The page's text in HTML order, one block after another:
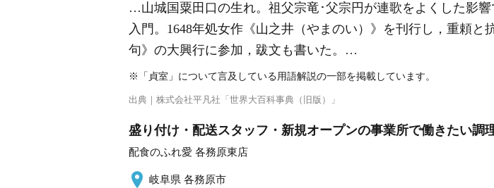
…山城国粟田口の生れ。祖父宗竜･父宗円が連歌をよくした影
入門。1648年処女作《山之井 （やまのい）》を刊行し，重頼
句》の大興行に参加，跋文も書いた。…
※「貞室」について言及している用語解説の一部を掲載しています。
出典｜ 株式会社平凡社「世界大百科事典（旧版）」
盛り付け・配送スタッフ・新規オープンの事業所で働きたい調
配食のふれ愛 各務原東店
岐阜県 各務原市